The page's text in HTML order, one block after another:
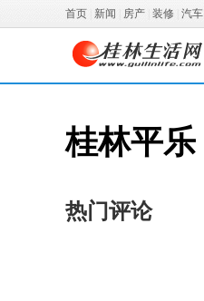
首页 新闻 房产 装修 汽车
桂林平
热门评论